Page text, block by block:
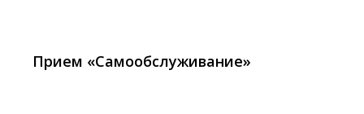
Прием «Самообслуживание»